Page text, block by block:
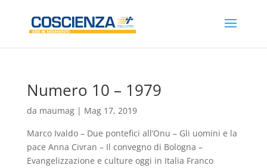
Numero 10 – 1979
da maumag| Mag 17, 2019
Marco Ivaldo – Due pontefici all’Onu – Gli uomini e la
pace Anna Civran – Il convegno di Bologna –
Evangelizzazione e culture oggi in Italia Franco